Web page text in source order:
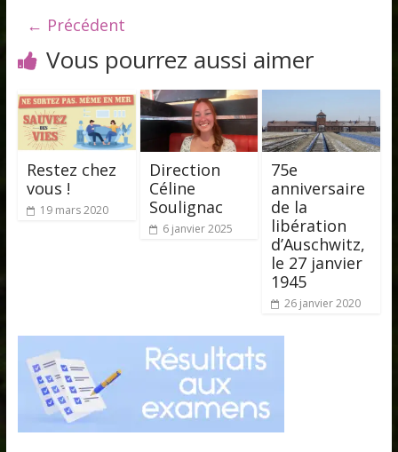
← Précédent
Vous pourrez aussi aimer
Restez chez
vous !
19 mars 2020
Direction
Céline
Soulignac
6 janvier 2025
75e
anniversaire
de la
libération
d’Auschwitz,
le 27 janvier
1945
26 janvier 2020